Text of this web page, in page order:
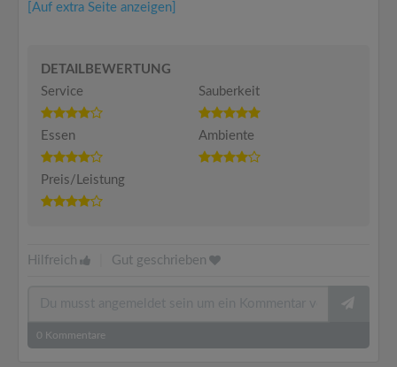
[Auf extra Seite anzeigen]
DETAILBEWERTUNG
Service
Sauberkeit
Essen Ambiente
Preis/Leistung
Hilfreich Gut geschrieben
0 Kommentare